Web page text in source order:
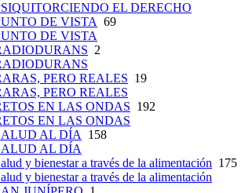
EL DERECHO
DE VISTA 69
DE VISTA
2
PERO REALES 19
PERO REALES
EN LAS ONDAS 192
EN LAS ONDAS
AL DÍA 158
AL DÍA
y bienestar a través de la alimentación 175
y bienestar a través de la alimentación